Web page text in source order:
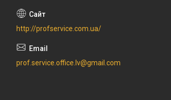
http://profservice.com.ua/
prof.service.office.lv@gmail.com